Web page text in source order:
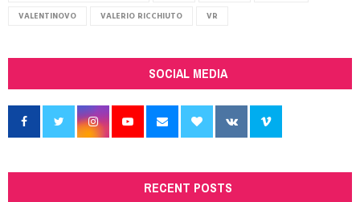
VALENTINOVO
VALERIO RICCHIUTO VR
SOCIAL MEDIA
RECENT POSTS